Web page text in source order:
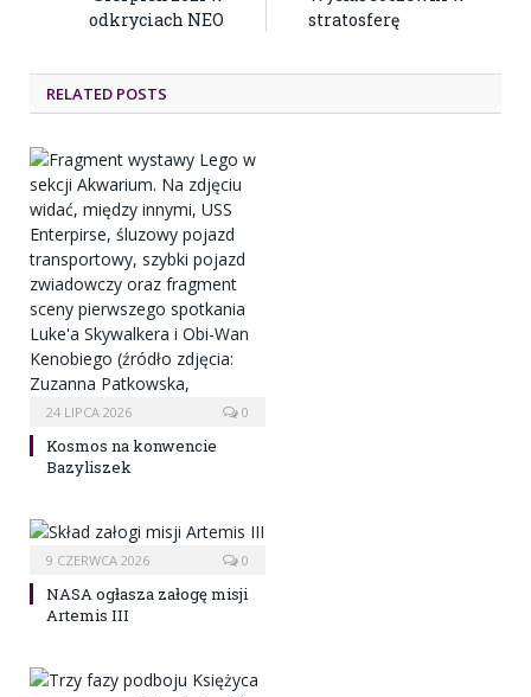
odkryciach NEO
stratosferę
RELATED POSTS
24 LIPCA 2026 0
Kosmos na konwencie
Bazyliszek
9 CZERWCA 2026 0
NASA ogłasza załogę misji
Artemis III